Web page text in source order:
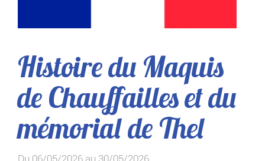
Histoire du Maquis
de Chauffailles et du
mémorial de Thel
Du 06/05/2026 au 30/05/2026